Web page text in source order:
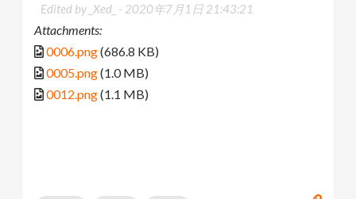
Edited by _Xed_ - 2020年7月1日 21:43:21
Attachments:
0006.png(686.8 KB)
0005.png(1.0 MB)
0012.png(1.1 MB)